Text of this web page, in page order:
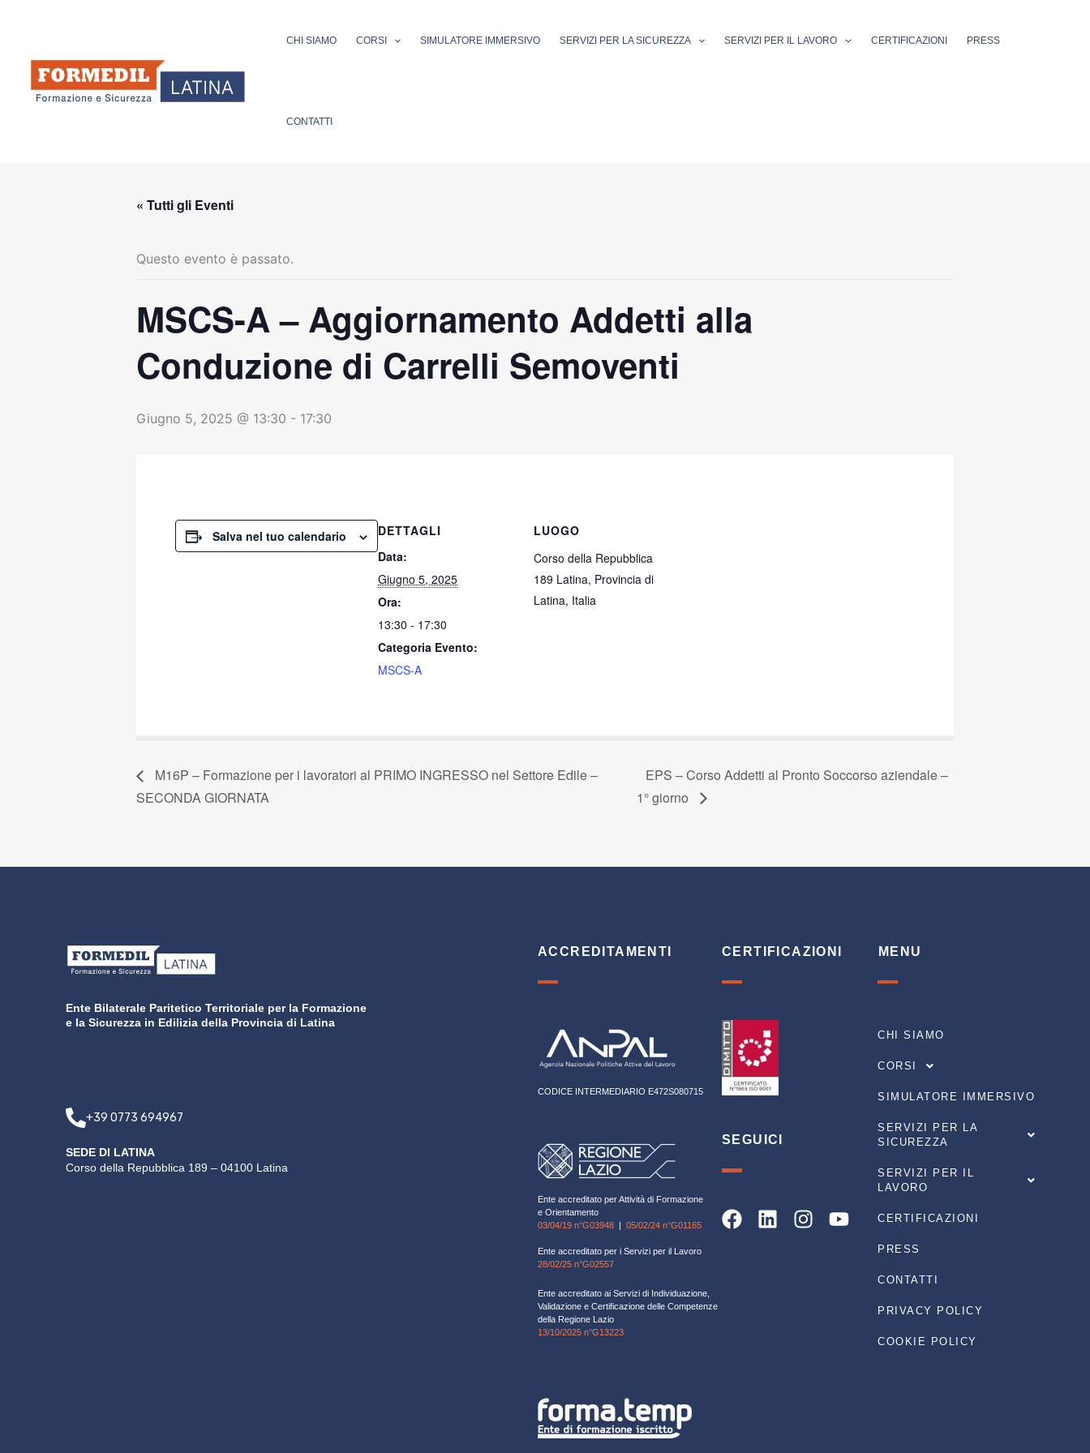
CHI SIAMO CORSI SIMULATORE IMMERSIVO SERVIZI PER LA SICUREZZA SERVIZI PER IL LAVORO CERTIFICAZIONI PRESS
CONTATTI
« Tutti gli Eventi
Questo evento è passato.
MSCS-A – Aggiornamento Addetti alla
Conduzione di Carrelli Semoventi
Giugno 5, 2025 @ 13:30 - 17:30
Salva nel tuo calendario
DETTAGLI
Data:
Giugno 5, 2025
Ora:
13:30 - 17:30
Categoria Evento:
MSCS-A
LUOGO
Corso della Repubblica
189 Latina, Provincia di
Latina, Italia
M16P – Formazione per i lavoratori al PRIMO INGRESSO nel Settore Edile –
SECONDA GIORNATA
EPS – Corso Addetti al Pronto Soccorso aziendale –
1° giorno
Ente Bilaterale Paritetico Territoriale per la Formazione
e la Sicurezza in Edilizia della Provincia di Latina
+39 0773 694967
SEDE DI LATINA
Corso della Repubblica 189 – 04100 Latina
ACCREDITAMENTI
CODICE INTERMEDIARIO E472S080715
Ente accreditato per Attività di Formazione
e Orientamento
03/04/19 n°G03948
05/02/24 n°G01165
Ente accreditato per i Servizi per il Lavoro
28/02/25 n°G02557
Ente accreditato ai Servizi di Individuazione,
Validazione e Certificazione delle Competenze
della Regione Lazio
13/10/2025 n°G13223
CERTIFICAZIONI
SEGUICI
Facebook
Linkedin
Instagram
Youtube
MENU
CHI SIAMO
CORSI
SIMULATORE IMMERSIVO
SERVIZI PER LA
SICUREZZA
SERVIZI PER IL
LAVORO
CERTIFICAZIONI
PRESS
CONTATTI
PRIVACY POLICY
COOKIE POLICY